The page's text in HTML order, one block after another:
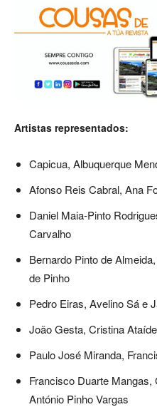
Artistas representados:
Capicua, Albuquerque
Afonso Reis Cabral, Ana
Daniel Maia-Pinto
Carvalho
Bernardo Pinto de
de Pinho
Pedro Eiras, Avelino Sá e
João Gesta, Cristina
Paulo José Miranda,
Francisco Duarte
António Pinho Vargas